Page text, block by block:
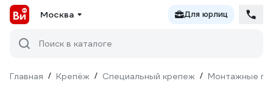
Москва Для юрлиц
Поиск в каталоге
Главная / Крепёж / Специальный крепеж / Монтажные